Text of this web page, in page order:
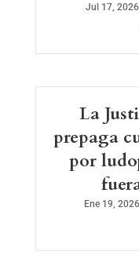
Jul 17, 2026
La
prepaga
por
Ene 19, 2026